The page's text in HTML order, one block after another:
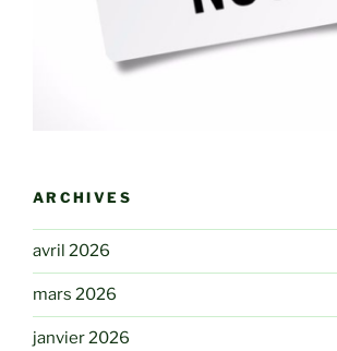
ARCHIVES
avril 2026
mars 2026
janvier 2026